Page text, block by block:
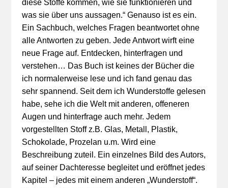
diese Stoffe kommen, wie sie funktionieren und
was sie über uns aussagen.“ Genauso ist es ein.
Ein Sachbuch, welches Fragen beantwortet ohne
alle Antworten zu geben. Jede Antwort wirft eine
neue Frage auf. Entdecken, hinterfragen und
verstehen… Das Buch ist keines der Bücher die
ich normalerweise lese und ich fand genau das
sehr spannend. Seit dem ich Wunderstoffe gelesen
habe, sehe ich die Welt mit anderen, offeneren
Augen und hinterfrage auch mehr. Jedem
vorgestellten Stoff z.B. Glas, Metall, Plastik,
Schokolade, Prozelan u.m. Wird eine
Beschreibung zuteil. Ein einzelnes Bild des Autors,
auf seiner Dachteresse begleitet und eröffnet jedes
Kapitel – jedes mit einem anderen „Wunderstoff“.